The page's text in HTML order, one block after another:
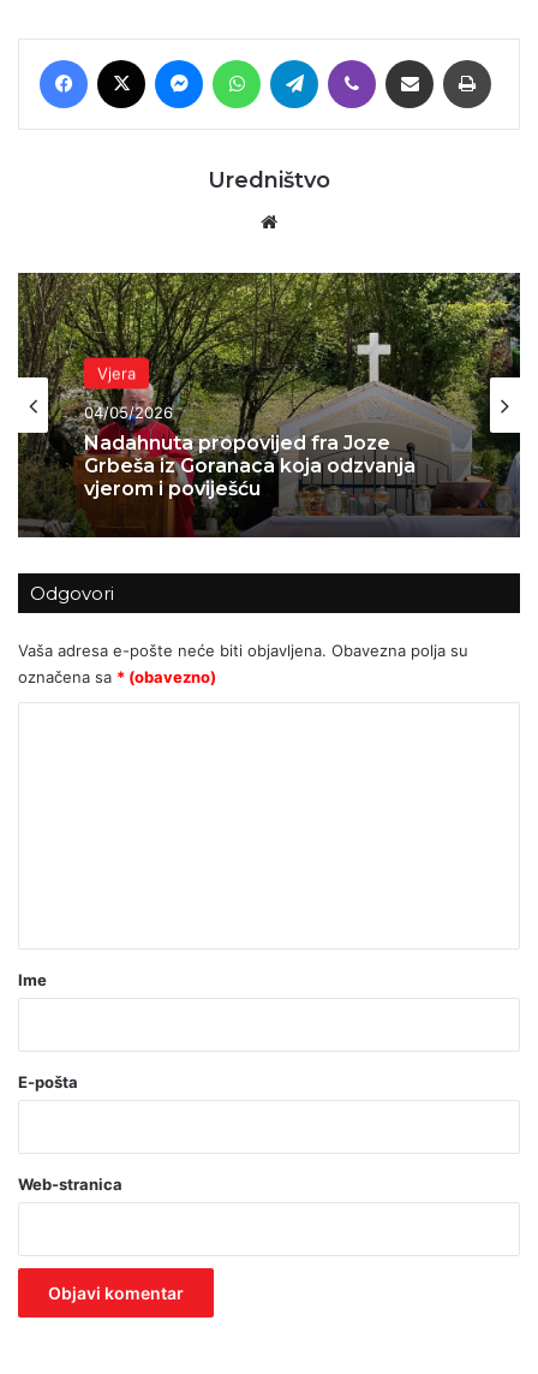
Facebook MessengerWhatsAppTelegram Viber Podijeli putem E-maila
Uredništvo
Vjera
04/05/2026
Nadahnuta propovijed fra Joze
Grbeša iz Goranaca koja odzvanja
vjerom i poviješću
Odgovori
Vaša adresa e-pošte neće biti objavljena. Obavezna polja su
označena sa * (obavezno)
r
o
a
v
z
Ime
E-pošta
Web-stranica